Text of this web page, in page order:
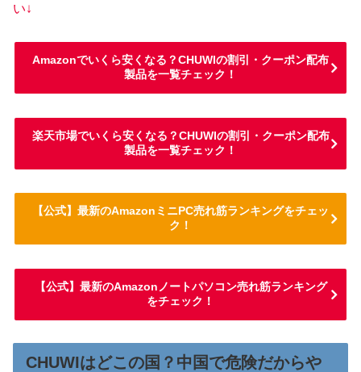
い↓
Amazonでいくら安くなる？CHUWIの割引・クーポン配布
製品を一覧チェック！
楽天市場でいくら安くなる？CHUWIの割引・クーポン配布
製品を一覧チェック！
【公式】最新のAmazonミニPC売れ筋ランキングをチェッ
ク！
【公式】最新のAmazonノートパソコン売れ筋ランキング
をチェック！
CHUWIはどこの国？中国で危険だからや